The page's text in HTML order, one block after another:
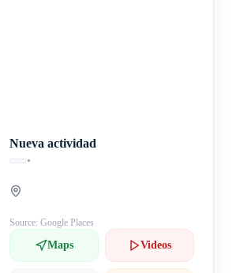
Nueva actividad
•
Source: Google Places
Maps Videos